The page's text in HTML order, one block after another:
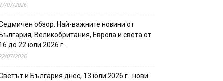
07/2026
обзор: Най-важните новини от
Великобритания, Европа и света от
до 22 юли 2026 г.
07/2026
и България днес, 13 юли 2026 г.: нови